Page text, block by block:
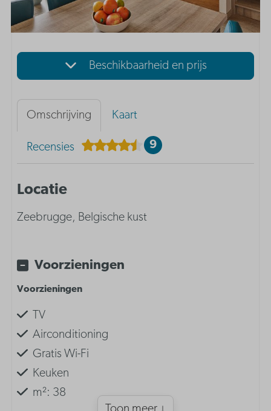
Beschikbaarheid en prijs
Omschrijving Kaart
Recensies 9
Locatie
Zeebrugge, Belgische kust
Voorzieningen
Voorzieningen
TV
Airconditioning
Gratis Wi-Fi
Keuken
m²: 38